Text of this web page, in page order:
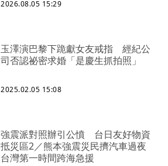
2026.08.05 15:29
玉澤演巴黎下跪獻女友戒指 經紀公
司否認祕密求婚「是慶生抓拍照」
2025.02.05 15:08
強震派對照辦引公憤 台日友好物資
抵災區2／熊本強震災民擠汽車過夜
台灣第一時間跨海急援